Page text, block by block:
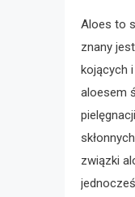
Aloes to
znany
kojących
aloesem
związki